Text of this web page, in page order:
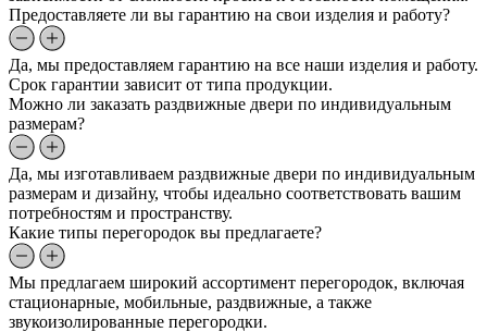
Предоставляете ли вы гарантию на свои изделия и работу?
Да, мы предоставляем гарантию на все наши изделия и работу.
Срок гарантии зависит от типа продукции.
Можно ли заказать раздвижные двери по индивидуальным
размерам?
Да, мы изготавливаем раздвижные двери по индивидуальным
размерам и дизайну, чтобы идеально соответствовать вашим
потребностям и пространству.
Какие типы перегородок вы предлагаете?
Мы предлагаем широкий ассортимент перегородок, включая
стационарные, мобильные, раздвижные, а также
звукоизолированные перегородки.